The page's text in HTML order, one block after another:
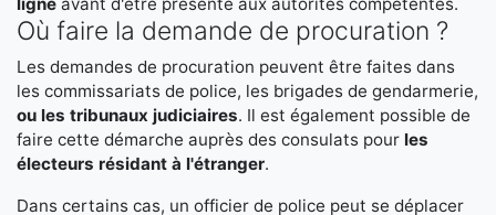
Où faire la demande de procuration ?
Les demandes de procuration peuvent être faites dans
les commissariats de police, les brigades de gendarmerie,
ou les tribunaux judiciaires. Il est également possible de
faire cette démarche auprès des consulats pour les
électeurs résidant à l'étranger.
Dans certains cas, un officier de police peut se déplacer